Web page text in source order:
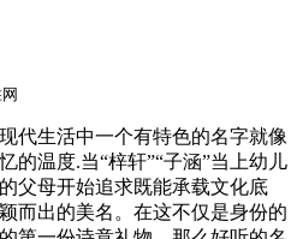
代生活中一个有特色的名字就像
的温度.当“梓轩”“子涵”当上幼儿
父母开始追求既能承载文化底
而出的美名。在这不仅是身份的